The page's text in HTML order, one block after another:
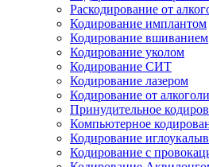
Раскодирование от
Кодирование имплантом
Кодирование вшиванием
Кодирование уколом
Кодирование СИТ
Кодирование лазером
Кодирование от
Принудительное
Компьютерное
Кодирование
Кодирование с